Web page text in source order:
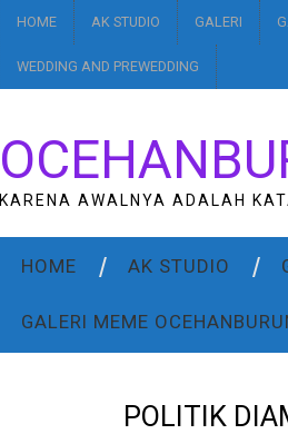
HOME AK STUDIO GALERI
WEDDING AND PREWEDDING
KARENA AWALNYA ADALAH
HOME AK STUDIO
GALERI MEME
POLITIK